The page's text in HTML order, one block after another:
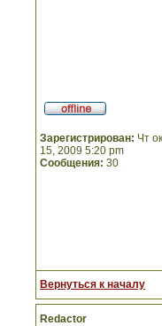
Зарегистрирован: Чт
15, 2009 5:20 pm
Сообщения: 30
Вернуться к началу
Redactor